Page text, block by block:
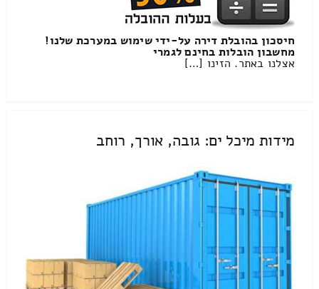
חיסכון בהובלת דירה על-ידי שימוש במערכת שלנו!
מחשבון הובלות בחינם לגמרי
אצלנו באתר. הזינו […]
מידות מיכל ים: גובה, אורך, רוחב